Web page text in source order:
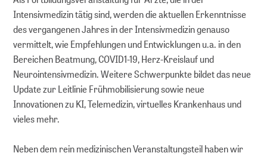
Intensivmedizin tätig sind, werden die aktuellen Erkenntnisse
des vergangenen Jahres in der Intensivmedizin genauso
vermittelt, wie Empfehlungen und Entwicklungen u.a. in den
Bereichen Beatmung, COVID1-19, Herz-Kreislauf und
Neurointensivmedizin. Weitere Schwerpunkte bildet das neue
Update zur Leitlinie Frühmobilisierung sowie neue
Innovationen zu KI, Telemedizin, virtuelles Krankenhaus und
vieles mehr.
Neben dem rein medizinischen Veranstaltungsteil haben wir